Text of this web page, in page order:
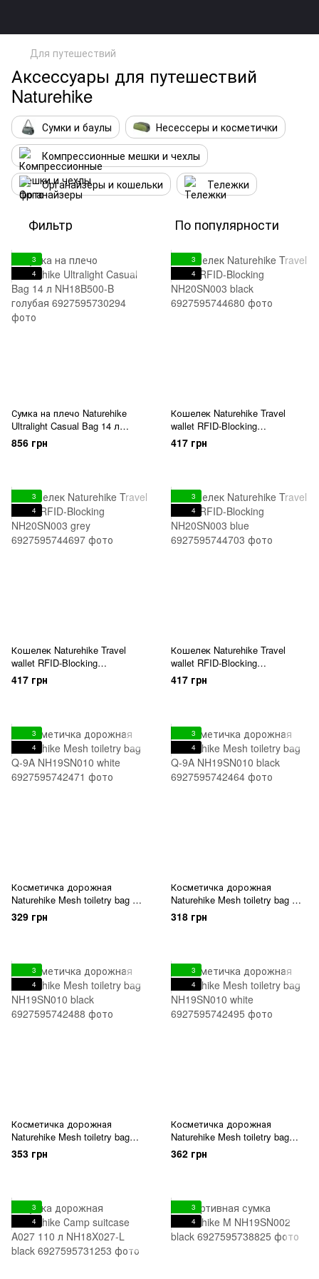
Для путешествий
Аксессуары для путешествий
Naturehike
Сумки и баулы
Несессеры и косметички
Компрессионные мешки и чехлы
Органайзеры и кошельки
Тележки
Фильтр По популярности
3
4
Сумка на плечо Naturehike
Ultralight Casual Bag 14 л
NH18B500-B голубая
856 грн
3
4
Кошелек Naturehike Travel
wallet RFID-Blocking
NH20SN003 black
417 грн
3
4
Кошелек Naturehike Travel
wallet RFID-Blocking
NH20SN003 grey
417 грн
3
4
Кошелек Naturehike Travel
wallet RFID-Blocking
NH20SN003 blue
417 грн
3
4
Косметичка дорожная
Naturehike Mesh toiletry bag Q-
9A NH19SN010 white
329 грн
3
4
Косметичка дорожная
Naturehike Mesh toiletry bag Q-
9A NH19SN010 black
318 грн
3
4
Косметичка дорожная
Naturehike Mesh toiletry bag
NH19SN010 black
353 грн
3
4
Косметичка дорожная
Naturehike Mesh toiletry bag
NH19SN010 white
362 грн
3
4
3
4